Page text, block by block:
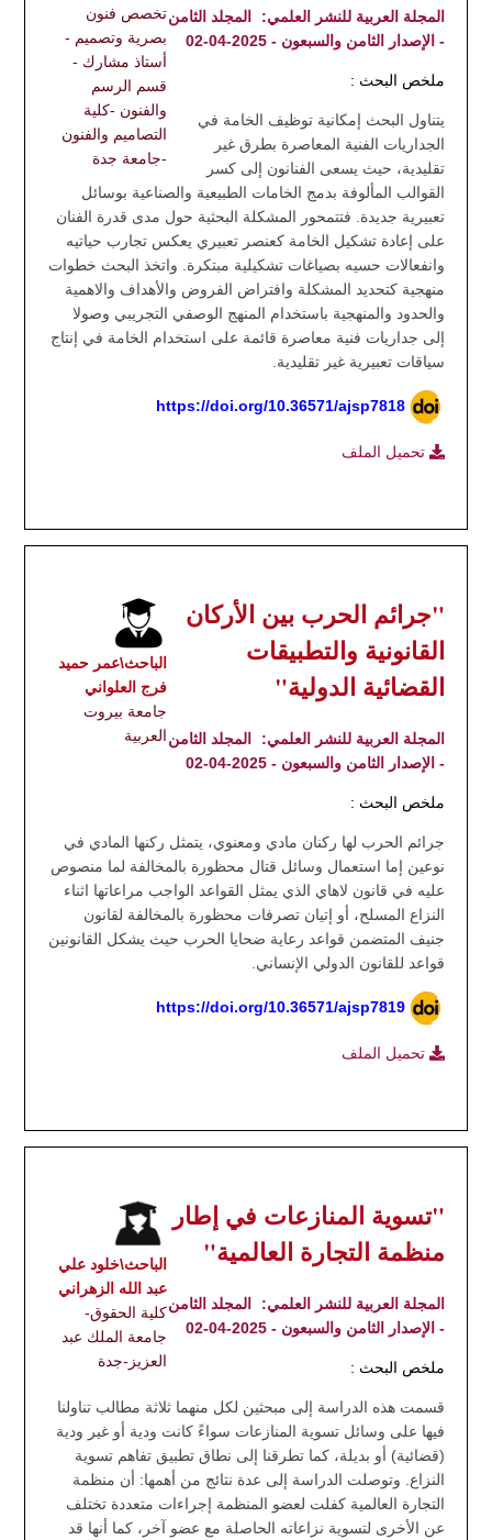
تخصص فنون
بصرية وتصميم -
أستاذ مشارك -
قسم الرسم
والفنون -كلية
التصاميم والفنون
-جامعة جدة
المجلة العربية للنشر العلمي:
المجلد الثامن
- الإصدار الثامن والسبعون - 2025-04-02
ملخص البحث :
يتناول البحث إمكانية توظيف الخامة في
الجداريات الفنية المعاصرة بطرق غير
تقليدية، حيث يسعى الفنانون إلى كسر
القوالب المألوفة بدمج الخامات الطبيعية والصناعية بوسائل
تعبيرية جديدة. فتتمحور المشكلة البحثية حول مدى قدرة الفنان
على إعادة تشكيل الخامة كعنصر تعبيري يعكس تجارب حياتيه
وانفعالات حسيه بصياغات تشكيلية مبتكرة. واتخذ البحث خطوات
منهجية كتحديد المشكلة وافتراض الفروض والأهداف والاهمية
والحدود والمنهجية باستخدام المنهج الوصفي التجريبي وصولا
إلى جداريات فنية معاصرة قائمة على استخدام الخامة في إنتاج
سياقات تعبيرية غير تقليدية.
https://doi.org/10.36571/ajsp7818
تحميل الملف
الباحث\عمر حميد
فرج العلواني
جامعة بيروت
العربية
"جرائم الحرب بين الأركان
القانونية والتطبيقات
القضائية الدولية"
المجلة العربية للنشر العلمي:
المجلد الثامن
- الإصدار الثامن والسبعون - 2025-04-02
ملخص البحث :
جرائم الحرب لها ركنان مادي ومعنوي، يتمثل ركنها المادي في
نوعين إما استعمال وسائل قتال محظورة بالمخالفة لما منصوص
عليه في قانون لاهاي الذي يمثل القواعد الواجب مراعاتها اثناء
النزاع المسلح، أو إتيان تصرفات محظورة بالمخالفة لقانون
جنيف المتضمن قواعد رعاية ضحايا الحرب حيث يشكل القانونين
قواعد للقانون الدولي الإنساني.
https://doi.org/10.36571/ajsp7819
تحميل الملف
الباحث\خلود علي
عبد الله الزهراني
كلية الحقوق-
جامعة الملك عبد
العزيز-جدة
"تسوية المنازعات في إطار
منظمة التجارة العالمية"
المجلة العربية للنشر العلمي:
المجلد الثامن
- الإصدار الثامن والسبعون - 2025-04-02
ملخص البحث :
قسمت هذه الدراسة إلى مبحثين لكل منهما ثلاثة مطالب تناولنا
فيها على وسائل تسوية المنازعات سواءً كانت ودية أو غير ودية
(قضائية) أو بديلة، كما تطرقنا إلى نطاق تطبيق تفاهم تسوية
النزاع. وتوصلت الدراسة إلى عدة نتائج من أهمها: أن منظمة
التجارة العالمية كفلت لعضو المنظمة إجراءات متعددة تختلف
عن الأخرى لتسوية نزاعاته الحاصلة مع عضو آخر، كما أنها قد